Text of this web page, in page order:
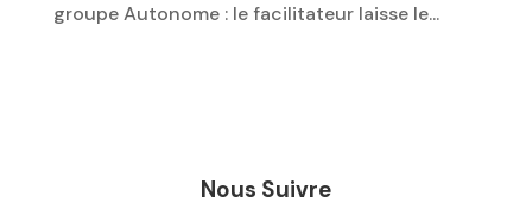
groupe Autonome : le facilitateur laisse le...
Nous Suivre